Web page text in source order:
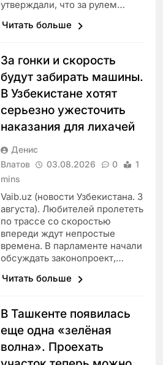
утверждали, что за рулем…
Читать больше
За гонки и скорость
будут забирать машины.
В Узбекистане хотят
серьезно ужесточить
наказания для лихачей
Денис
Влатов
03.08.2026 0
1
mins
Vaib.uz (новости Узбекистана. 3
августа). Любителей пролететь
по трассе со скоростью
впереди ждут непростые
времена. В парламенте начали
обсуждать законопроект,…
Читать больше
В Ташкенте появилась
еще одна «зелёная
волна». Проехать